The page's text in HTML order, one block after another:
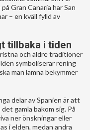
Gran Canaria har San
– en kväll fylld av
tillbaka i tiden
och äldre traditioner
symboliserar rening
man lämna bekymmer
delar av Spanien är att
gamla bakom sig. På
ner önskningar eller
i elden, medan andra